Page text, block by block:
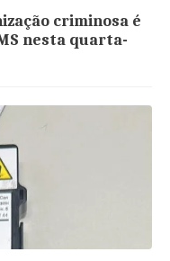
criminosa é
nesta quarta-